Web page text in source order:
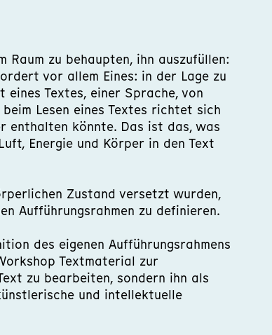
Raum zu behaupten, ihn auszufüllen:
vor allem Eines: in der Lage zu
Textes, einer Sprache, von
Lesen eines Textes richtet sich
enthalten könnte. Das ist das, was
Energie und Körper in den Text
Zustand versetzt wurden,
Aufführungsrahmen zu definieren.
des eigenen Aufführungsrahmens
Textmaterial zur
zu bearbeiten, sondern ihn als
und intellektuelle